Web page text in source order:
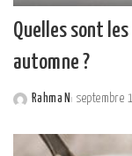
Quelles sont
automne ?
Posted
Rahma N septembre